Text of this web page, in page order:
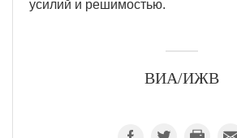
усилий и решимостью.
ВИА/ИЖВ